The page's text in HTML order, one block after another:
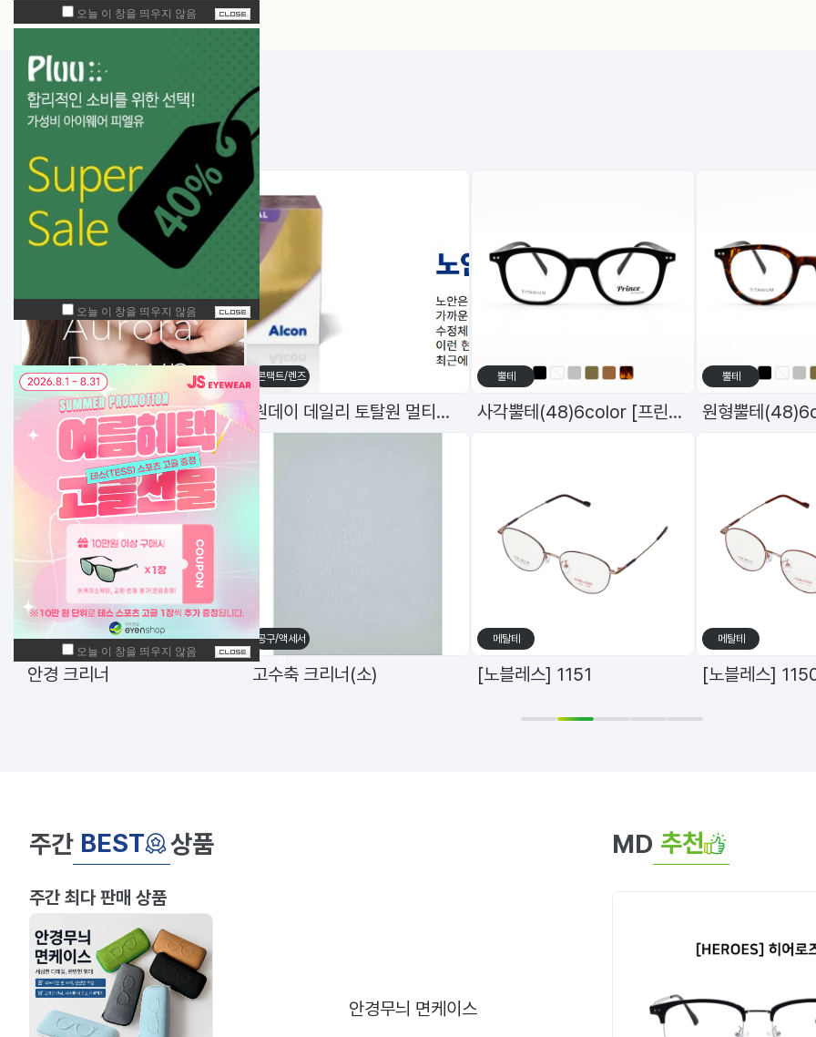
입고된 상품 NEW!
콘택트/렌즈
NEW 신상 한달 바슈롬 레이셀 오로라 브라운(6P)
콘택트/렌즈
원데이 데일리 토탈원 멀티포컬
뿔테
사각뿔테(48)6color [프린스]98598
뿔테
공구/액세서
리
안경 크리너
공구/액세서
고수축 크리너(소)
메탈테
[노블레스] 1151
메탈테
[노블레스]
1 2 3 4 5
주간 BEST 상품
주간 최다 판매 상품
안경무늬 면케이스
MD 추천